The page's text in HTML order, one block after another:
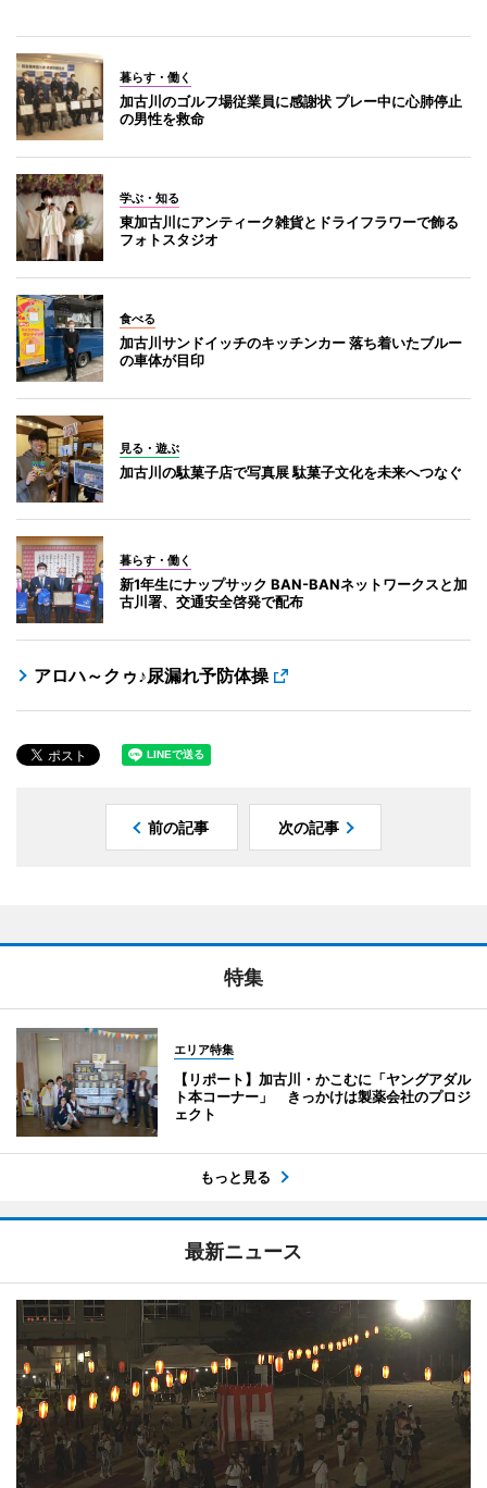
暮らす・働く
加古川のゴルフ場従業員に感謝状 プレー中に心肺停止
の男性を救命
学ぶ・知る
東加古川にアンティーク雑貨とドライフラワーで飾る
フォトスタジオ
食べる
加古川サンドイッチのキッチンカー 落ち着いたブルー
の車体が目印
見る・遊ぶ
加古川の駄菓子店で写真展 駄菓子文化を未来へつなぐ
暮らす・働く
新1年生にナップサック BAN-BANネットワークスと加
古川署、交通安全啓発で配布
アロハ～クゥ♪尿漏れ予防体操
前の記事 次の記事
特集
エリア特集
【リポート】加古川・かこむに「ヤングアダル
ト本コーナー」 きっかけは製薬会社のプロジ
ェクト
もっと見る
最新ニュース